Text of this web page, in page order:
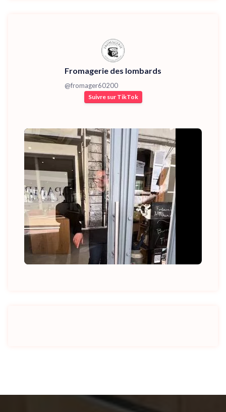
Fromagerie des lombards
@fromager60200
Suivre sur TikTok